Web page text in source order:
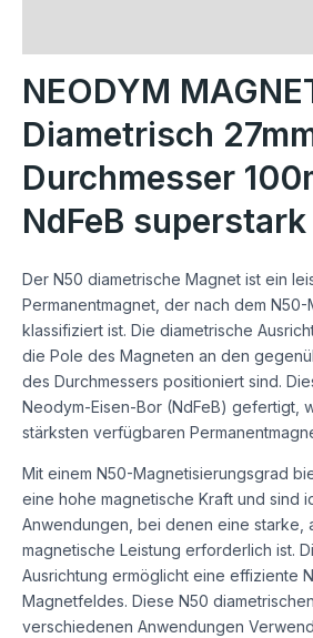
NEODYM
Diametrisch
Durchmesser
NdFeB
Der N50 diametrische Magnet ist ein
Permanentmagnet, der nach dem
klassifiziert ist. Die diametrische
die Pole des Magneten an den
des Durchmessers positioniert sind.
Neodym-Eisen-Bor (NdFeB) gefertigt,
stärksten verfügbaren
Mit einem N50-Magnetisierungsgrad
eine hohe magnetische Kraft und sind
Anwendungen, bei denen eine starke,
magnetische Leistung erforderlich ist.
Ausrichtung ermöglicht eine effiziente
Magnetfeldes. Diese N50
verschiedenen Anwendungen